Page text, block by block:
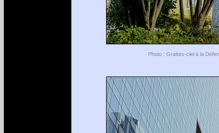
Photo : Grattes-ciel à la